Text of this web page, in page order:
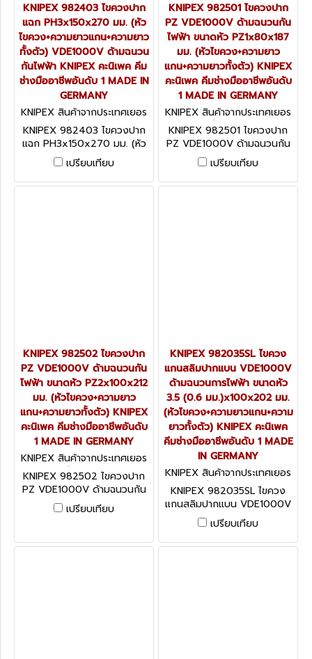
KNIPEX 982403 ไขควงปาก
แฉก PH3x150x270 มม. (หัว
ไขควง+ความยาวแกน+ความยาว
ทั้งตัว) VDE1000V ด้ามฉนวน
กันไฟฟ้า KNIPEX คะนิเพค คีม
ช่างมืออาชีพอันดับ 1 MADE IN
GERMANY
KNIPEX สินค้าจากประเทศเยอร
มนี 982403
KNIPEX 982403 ไขควงปาก
แฉก PH3x150x270 มม. (หัว
ไขควง+ความยาวแกน+ความยาว
ทั้งตัว) VDE1000V ด้ามฉนวน
กันไฟฟ้า KNIPEX คะนิเพค คีม
เปรียบเทียบ
KNIPEX 982501 ไขควงปาก
PZ VDE1000V ด้ามฉนวนกัน
ไฟฟ้า ขนาดหัว PZ1x80x187
มม. (หัวไขควง+ความยาว
แกน+ความยาวทั้งตัว) KNIPEX
คะนิเพค คีมช่างมืออาชีพอันดับ
1 MADE IN GERMANY
KNIPEX สินค้าจากประเทศเยอร
มนี 982501
KNIPEX 982501 ไขควงปาก
PZ VDE1000V ด้ามฉนวนกัน
ไฟฟ้า ขนาดหัว PZ1x80x187
มม. (หัวไขควง+ความยาว
แกน+ความยาวทั้งตัว) KNIPEX
เปรียบเทียบ
KNIPEX 982502 ไขควงปาก
PZ VDE1000V ด้ามฉนวนกัน
ไฟฟ้า ขนาดหัว PZ2x100x212
มม. (หัวไขควง+ความยาว
แกน+ความยาวทั้งตัว) KNIPEX
คะนิเพค คีมช่างมืออาชีพอันดับ
1 MADE IN GERMANY
KNIPEX สินค้าจากประเทศเยอร
มนี 982502
KNIPEX 982502 ไขควงปาก
PZ VDE1000V ด้ามฉนวนกัน
ไฟฟ้า ขนาดหัว PZ2x100x212
มม. (หัวไขควง+ความยาว
คะนิเพค คีมช่างมืออาชีพอันดับ
เปรียบเทียบ
KNIPEX 982035SL ไขควง
แกนสลิมปากแบน VDE1000V
ด้ามฉนวนการไฟฟ้า ขนาดหัว
3.5 (0.6 มม.)x100x202 มม.
(หัวไขควง+ความยาวแกน+ความ
ยาวทั้งตัว) KNIPEX คะนิเพค
คีมช่างมืออาชีพอันดับ 1 MADE
IN GERMANY
KNIPEX สินค้าจากประเทศเยอร
มนี 982035SL
KNIPEX 982035SL ไขควง
แกนสลิมปากแบน VDE1000V
ด้ามฉนวนการไฟฟ้า ขนาดหัว
3.5 (0.6 มม.)x100x202 มม.
(หัวไขควง+ความยาวแกน+ความ
เปรียบเทียบ